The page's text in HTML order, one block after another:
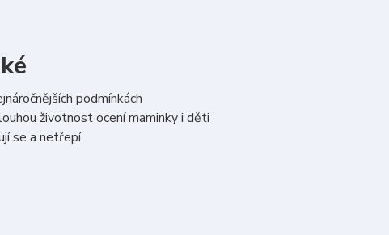
podmínkách
životnost ocení maminky i děti
se a netřepí